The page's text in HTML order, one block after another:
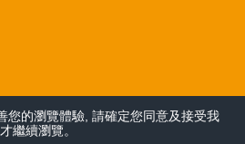
您的瀏覽體驗, 請確定您同意及接受我
才繼續瀏覽。
Reserved.